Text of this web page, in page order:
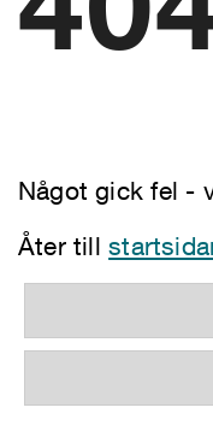
Något gick fel -
Åter till